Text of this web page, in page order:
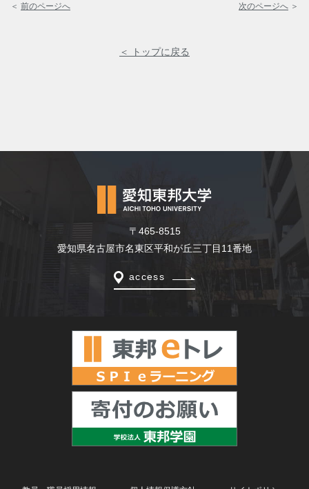
＜ 前のページへ 次のページへ ＞
＜ トップに戻る
〒465-8515
愛知県名古屋市名東区平和が丘三丁目11番地
access